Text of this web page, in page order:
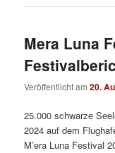
Mera Luna
Veröffentlicht am20.
25.000 schwarze
2024 auf dem
M’era Luna Festival